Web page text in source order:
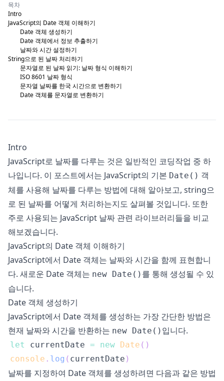
목차
Intro
JavaScript의 Date 객체 이해하기
Date 객체 생성하기
Date 객체에서 정보 추출하기
날짜와 시간 설정하기
String으로 된 날짜 처리하기
문자열로 된 날짜 읽기: 날짜 형식 이해하기
ISO 8601 날짜 형식
문자열 날짜를 한국 시간으로 변환하기
Date 객체를 문자열로 변환하기
Intro
JavaScript로 날짜를 다루는 것은 일반적인 코딩작업 중 하
나입니다. 이 포스트에서는 JavaScript의 기본 Date() 객
체를 사용해 날짜를 다루는 방법에 대해 알아보고, string으
로 된 날짜를 어떻게 처리하는지도 살펴볼 것입니다. 또한
주로 사용되는 JavaScript 날짜 관련 라이브러리들을 비교
해보겠습니다.
JavaScript의 Date 객체 이해하기
JavaScript에서 Date 객체는 날짜와 시간을 함께 표현합니
다. 새로운 Date 객체는 new Date() 를 통해 생성될 수 있
습니다.
Date 객체 생성하기
JavaScript에서 Date 객체를 생성하는 가장 간단한 방법은
현재 날짜와 시간을 반환하는 new Date() 입니다.
let currentDate = new Date ( )
console . log ( currentDate )
날짜를 지정하여 Date 객체를 생성하려면 다음과 같은 방법